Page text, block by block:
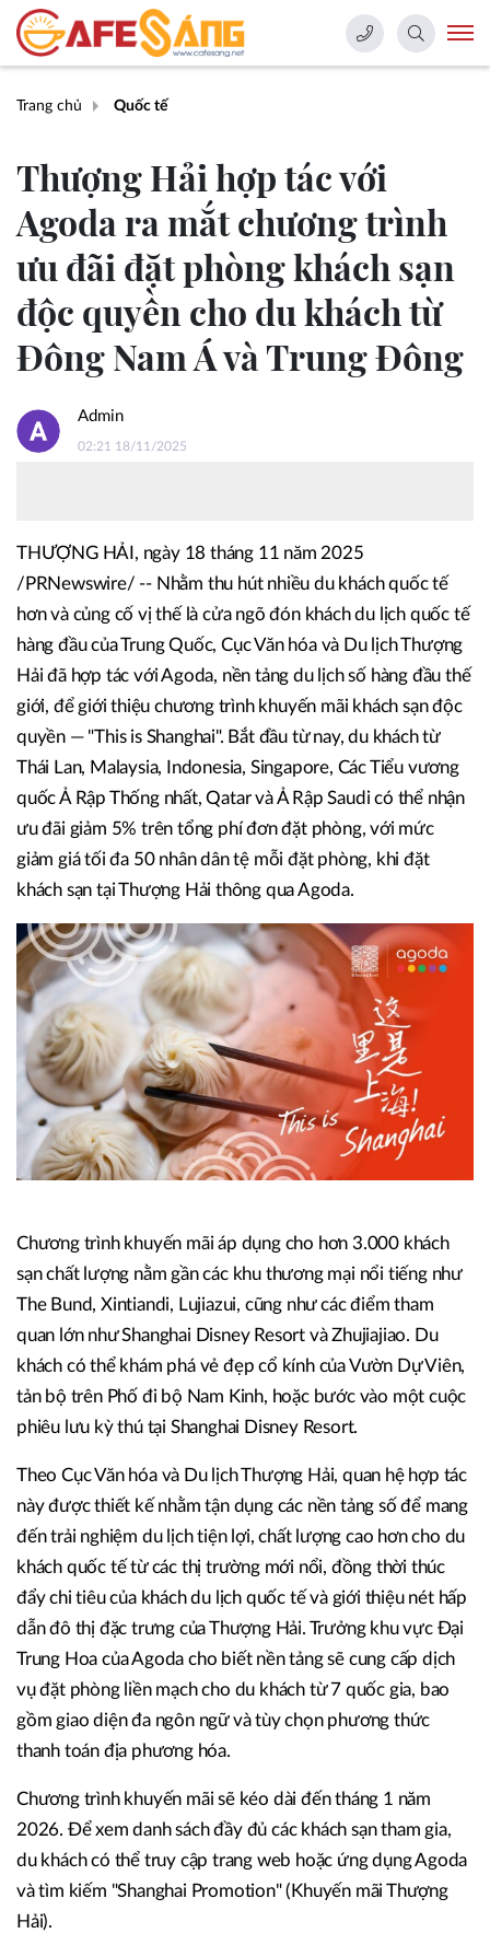
Trang chủ Quốc tế
Thượng Hải hợp tác với
Agoda ra mắt chương trình
ưu đãi đặt phòng khách sạn
độc quyền cho du khách từ
Đông Nam Á và Trung Đông
Admin
02:21 18/11/2025
THƯỢNG HẢI, ngày 18 tháng 11 năm 2025
/PRNewswire/ -- Nhằm thu hút nhiều du khách quốc tế
hơn và củng cố vị thế là cửa ngõ đón khách du lịch quốc tế
hàng đầu của Trung Quốc, Cục Văn hóa và Du lịch Thượng
Hải đã hợp tác với Agoda, nền tảng du lịch số hàng đầu thế
giới, để giới thiệu chương trình khuyến mãi khách sạn độc
quyền — "This is Shanghai". Bắt đầu từ nay, du khách từ
Thái Lan, Malaysia, Indonesia, Singapore, Các Tiểu vương
quốc Ả Rập Thống nhất, Qatar và Ả Rập Saudi có thể nhận
ưu đãi giảm 5% trên tổng phí đơn đặt phòng, với mức
giảm giá tối đa 50 nhân dân tệ mỗi đặt phòng, khi đặt
khách sạn tại Thượng Hải thông qua Agoda.
Chương trình khuyến mãi áp dụng cho hơn 3.000 khách
sạn chất lượng nằm gần các khu thương mại nổi tiếng như
The Bund, Xintiandi, Lujiazui, cũng như các điểm tham
quan lớn như Shanghai Disney Resort và Zhujiajiao. Du
khách có thể khám phá vẻ đẹp cổ kính của Vườn Dự Viên,
tản bộ trên Phố đi bộ Nam Kinh, hoặc bước vào một cuộc
phiêu lưu kỳ thú tại Shanghai Disney Resort.
Theo Cục Văn hóa và Du lịch Thượng Hải, quan hệ hợp tác
này được thiết kế nhằm tận dụng các nền tảng số để mang
đến trải nghiệm du lịch tiện lợi, chất lượng cao hơn cho du
khách quốc tế từ các thị trường mới nổi, đồng thời thúc
đẩy chi tiêu của khách du lịch quốc tế và giới thiệu nét hấp
dẫn đô thị đặc trưng của Thượng Hải. Trưởng khu vực Đại
Trung Hoa của Agoda cho biết nền tảng sẽ cung cấp dịch
vụ đặt phòng liền mạch cho du khách từ 7 quốc gia, bao
gồm giao diện đa ngôn ngữ và tùy chọn phương thức
thanh toán địa phương hóa.
Chương trình khuyến mãi sẽ kéo dài đến tháng 1 năm
2026. Để xem danh sách đầy đủ các khách sạn tham gia,
du khách có thể truy cập trang web hoặc ứng dụng Agoda
và tìm kiếm "Shanghai Promotion" (Khuyến mãi Thượng
Hải).